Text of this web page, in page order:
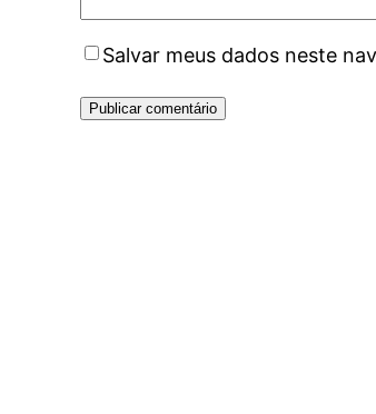
Salvar meus dados neste